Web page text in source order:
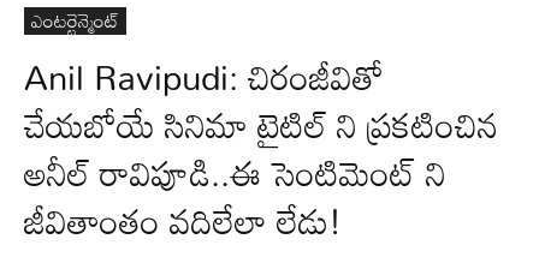
ఎంటర్టైన్మెంట్
Anil Ravipudi: చిరంజీవితో
చేయబోయే సినిమా టైటిల్ ని ప్రకటించిన
అనీల్ రావిపూడి..ఈ సెంటిమెంట్ ని
జీవితాంతం వదిలేలా లేడు!